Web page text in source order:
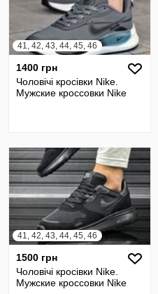
41, 42, 43, 44, 45, 46
1400 грн
Чоловічі кросівки Nike.
Мужские кроссовки Nike
41, 42, 43, 44, 45, 46
1500 грн
Чоловічі кросівки Nike.
Мужские кроссовки Nike